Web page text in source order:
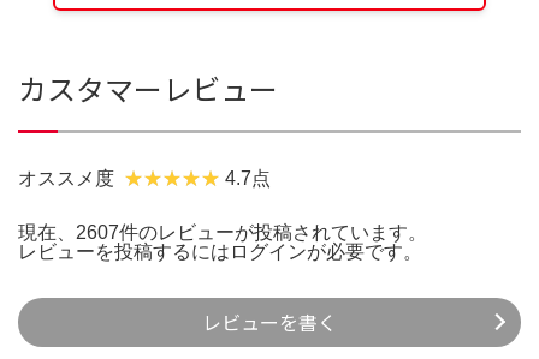
カスタマーレビュー
オススメ度 4.7点
現在、2607件のレビューが投稿されています。
レビューを投稿するには ログインが必要です。
レビューを書く